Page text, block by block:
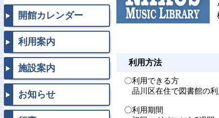
開館カレンダー
利用案内
施設案内
お知らせ
利用方法
〇利用できる方
品川区在住で図書館の
〇利用期間